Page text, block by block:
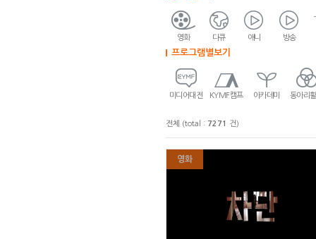
영화 다큐 애니 방송
프로그램별보기
미디어대전 KYMF캠프 아카데미 동아리
전체 (total : 7271 건)
영화